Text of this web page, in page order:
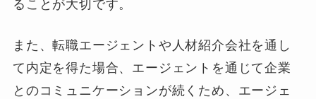
ることが大切です。
また、転職エージェントや人材紹介会社を通し
て内定を得た場合、エージェントを通じて企業
とのコミュニケーションが続くため、エージェ